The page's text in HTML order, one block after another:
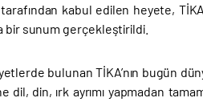
kabul edilen heyete,
bir sunum gerçekleştirildi.
bulunan TİKA’nın bugün
din, ırk ayrımı yapmadan